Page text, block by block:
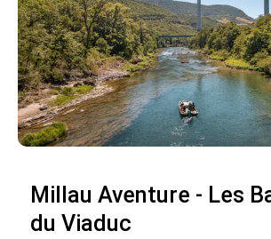
Millau Aventure - Les
du Viaduc